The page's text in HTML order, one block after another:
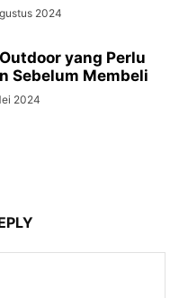
2024
yang Perlu
Sebelum Membeli
2024